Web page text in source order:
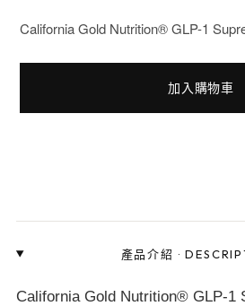
California Gold Nutrition® GLP-1
加入購物車
產品介紹 ·
California Gold Nutrition® GLP-1